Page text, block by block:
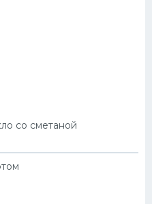
со сметаной